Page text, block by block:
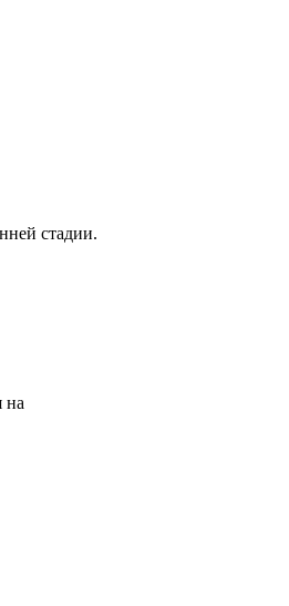
стадии.
на